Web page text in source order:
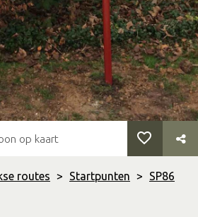
routes > Startpunten >
SP86
op kaart